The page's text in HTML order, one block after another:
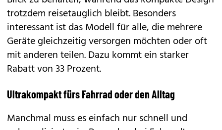
trotzdem reisetauglich bleibt. Besonders
interessant ist das Modell für alle, die mehrere
Geräte gleichzeitig versorgen möchten oder oft
mit anderen teilen. Dazu kommt ein starker
Rabatt von 33 Prozent.
Ultrakompakt fürs Fahrrad oder den Alltag
Manchmal muss es einfach nur schnell und